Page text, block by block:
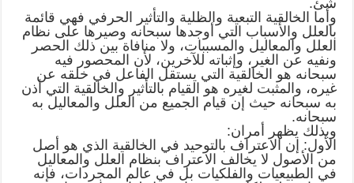
شئ.
وأما الخالقية التبعية والظلية والتأثير الحرفي فهي قائمة
بالعلل والأسباب التي أوجدها سبحانه وصيرها على نظام
العلل والمعاليل والمسببات، ولا منافاة بين ذلك الحصر
ونفيه عن الغير، وإثباته للآخرين، لأن المحصور فيه
سبحانه هو الخالقية التي يستقل الفاعل في خلقه عن
غيره، والمثبت لغيره هو القيام بالتأثير والخالقية التي أذن
به سبحانه حيث إن قيام الجميع من العلل والمعاليل به
سبحانه.
وبذلك يظهر أمران:
الأول: إن الاعتراف بالتوحيد في الخالقية الذي هو أصل
من الأصول لا يخالف الاعتراف بنظام العلل والمعاليل
في الطبيعيات والفلكيات بل في عالم المجردات، فإنه